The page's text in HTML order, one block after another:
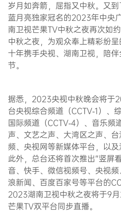
岁月如奔箭，屈指又中秋。又
蓝月亮独家冠名的2023年中央
南卫视芒果TV中秋之夜再次如
中秋之夜，为观众奉上精彩纷
十年携手央视、湖南卫视，陪
节。
据悉，2023央视中秋晚会将于
台央视综合频道（CCTV-1）、
国际频道（CCTV-4）、音乐频
声、文艺之声、大湾区之声、
频、央视网等新媒体平台，以及
此外，总台还将首次推出“竖屏
音、快手、微信视频号、央视
浪新闻、百度百家号等平台的
2023湖南卫视中秋之夜将于9月
芒果TV双平台同步直播。